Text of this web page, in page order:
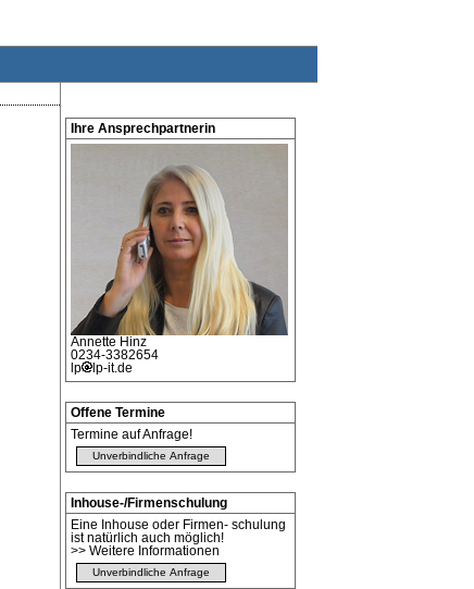
Ihre Ansprechpartnerin
Annette Hinz
0234-3382654
lp
lp-it.de
Offene Termine
Termine auf Anfrage!
Unverbindliche Anfrage
Inhouse-/Firmenschulung
Eine Inhouse oder Firmen- schulung
ist natürlich auch möglich!
>> Weitere Informationen
Unverbindliche Anfrage